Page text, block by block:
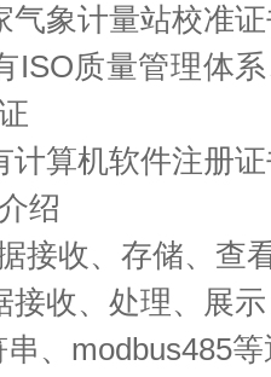
气象计量站校准
ISO质量管理体
计算机软件注册
绍
接收、存储、查
接收、处理、展示
、modbus485